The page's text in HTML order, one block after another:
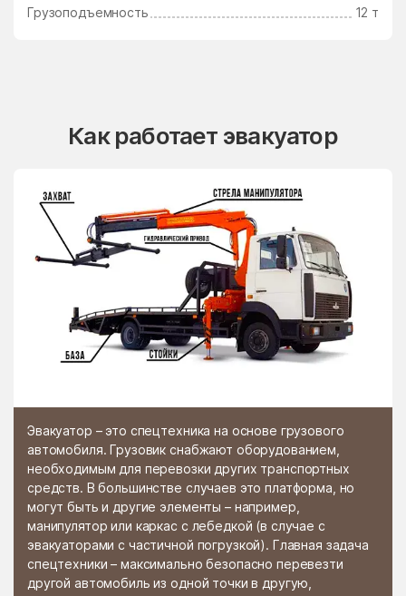
Грузоподъемность
12 т
Как работает эвакуатор
Эвакуатор – это спецтехника на основе грузового
автомобиля. Грузовик снабжают оборудованием,
необходимым для перевозки других транспортных
средств. В большинстве случаев это платформа, но
могут быть и другие элементы – например,
манипулятор или каркас с лебедкой (в случае с
эвакуаторами с частичной погрузкой). Главная задача
спецтехники – максимально безопасно перевезти
другой автомобиль из одной точки в другую,